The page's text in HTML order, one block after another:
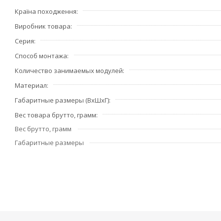
Країна походження
Виробник товара
Серия
Способ монтажа
Количество занимаемых модулей
Материал
Габаритные размеры (ВхШхГ)
Вес товара брутто, грамм
Вес брутто, грамм
Габаритные размеры